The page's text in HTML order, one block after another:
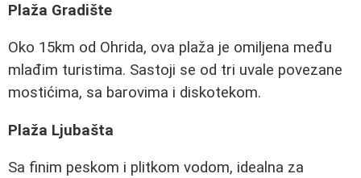
Plaža Gradište
Oko 15km od Ohrida, ova plaža je omiljena među
mlađim turistima. Sastoji se od tri uvale povezane
mostićima, sa barovima i diskotekom.
Plaža Ljubašta
Sa finim peskom i plitkom vodom, idealna za